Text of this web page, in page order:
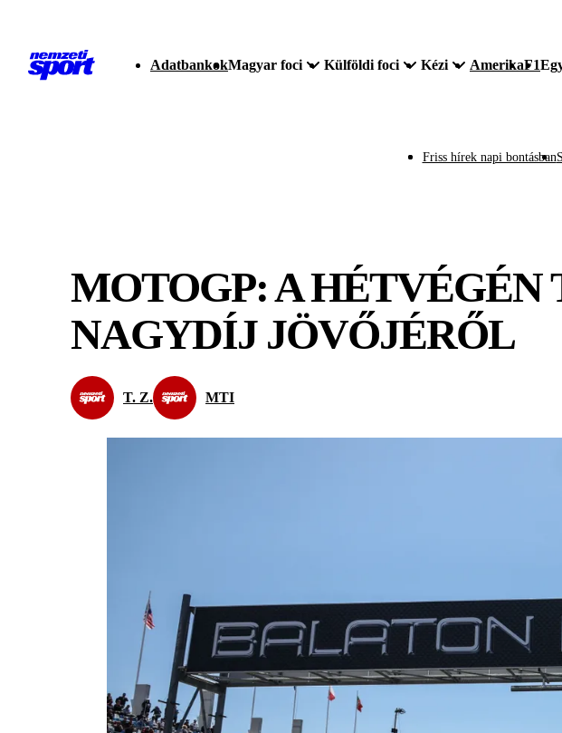
AdatbankokMagyar foci Külföldi foci Kézi AmerikaF1
Friss hírek napi bontásban
MOTOGP: A
NAGYDÍJ JÖVŐJÉRŐL
T. Z. MTI